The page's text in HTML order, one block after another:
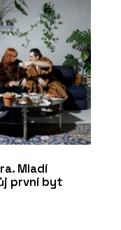
Mladí
první byt